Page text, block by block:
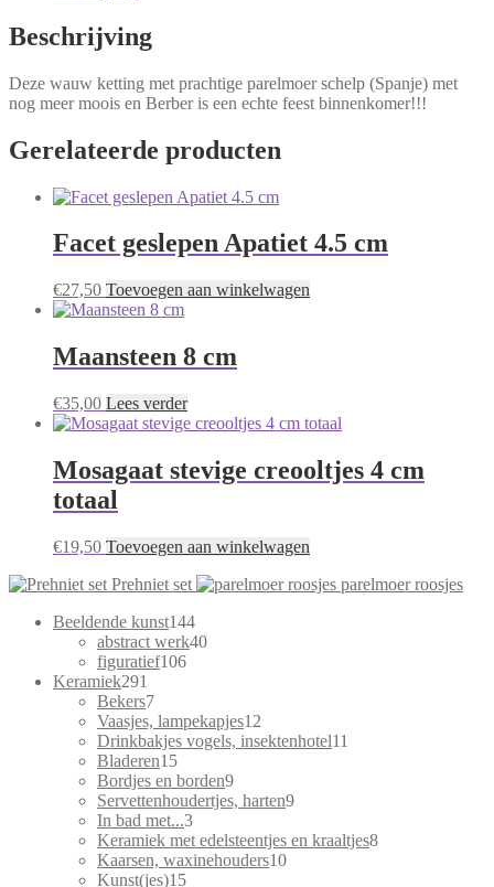
Beschrijving
Deze wauw ketting met prachtige parelmoer schelp (Spanje) met
nog meer moois en Berber is een echte feest binnenkomer!!!
Gerelateerde producten
Facet geslepen Apatiet 4.5 cm
€27,50 Toevoegen aan winkelwagen
Maansteen 8 cm
€35,00 Lees verder
Mosagaat stevige creooltjes 4 cm
totaal
€19,50 Toevoegen aan winkelwagen
Prehniet set
parelmoer roosjes
Beeldende kunst144144
producten
abstract werk4040
figuratief106106
Keramiek291
producten
Bekers77
producten
Vaasjes, lampekapjes12
producten
Drinkbakjes vogels, insektenhotel11
Bladeren1515
producten
Bordjes en borden99
producten
Servettenhoudertjes, harten99
In bad met...33
producten
Keramiek met edelsteentjes en kraaltjes88
Kaarsen, waxinehouders1010
Kunst(jes)1515